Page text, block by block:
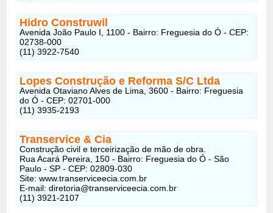
Hidro Construwil
Avenida João Paulo I, 1100 - Bairro: Freguesia do Ó - CEP:
02738-000
(11) 3922-7540
Lopes Construção e Reforma S/C Ltda
Avenida Otaviano Alves de Lima, 3600 - Bairro: Freguesia
do Ó - CEP: 02701-000
(11) 3935-2193
Transervice & Cia
Construção civil e terceirização de mão de obra.
Rua Acará Pereira, 150 - Bairro: Freguesia do Ó - São
Paulo - SP - CEP: 02809-030
Site: www.transerviceecia.com.br
E-mail: diretoria@transerviceecia.com.br
(11) 3921-2107